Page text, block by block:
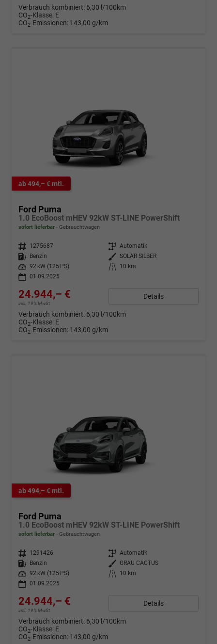
Verbrauch kombiniert: 6,30 l/100km
CO2-Klasse: E
CO2-Emissionen: 143,00 g/km
ab 494,– € mtl.
Ford Puma
1.0 EcoBoost mHEV 92kW ST-LINE PowerShift
sofort lieferbar Gebrauchtwagen
Fahrzeugnr. 1275687 Getriebe Automatik
Kraftstoff
Benzin Außenfarbe SOLAR SILBER
Leistung
92 kW (125 PS) Kilometerstand
10 km
01.09.2025
24.944,– €
incl. 19% MwSt.
Details
Verbrauch kombiniert: 6,30 l/100km
CO2-Klasse: E
CO2-Emissionen: 143,00 g/km
ab 494,– € mtl.
Ford Puma
1.0 EcoBoost mHEV 92kW ST-LINE PowerShift
sofort lieferbar Gebrauchtwagen
Fahrzeugnr. 1291426 Getriebe Automatik
Kraftstoff
Benzin Außenfarbe
GRAU CACTUS
Leistung
92 kW (125 PS) Kilometerstand
10 km
01.09.2025
24.944,– €
incl. 19% MwSt.
Details
Verbrauch kombiniert: 6,30 l/100km
CO2-Klasse: E
CO2-Emissionen: 143,00 g/km